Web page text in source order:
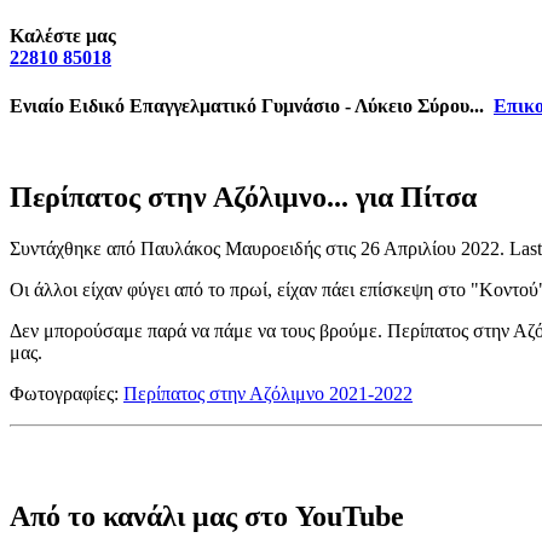
Καλέστε μας
22810 85018
Ενιαίο Ειδικό Επαγγελματικό Γυμνάσιο - Λύκειο Σύρου...
Περίπατος στην Αζόλιμνο... για Πίτσα
Συντάχθηκε από Παυλάκος Μαυροειδής στις 26 Απριλίου 2022.
Οι άλλοι είχαν φύγει από το πρωί, είχαν πάει επίσκεψη στο
Δεν μπορούσαμε παρά να πάμε να τους βρούμε. Περίπατος στην
μας.
Φωτογραφίες: Περίπατος στην Αζόλιμνο 2021-2022
Από το κανάλι μας στο YouTube